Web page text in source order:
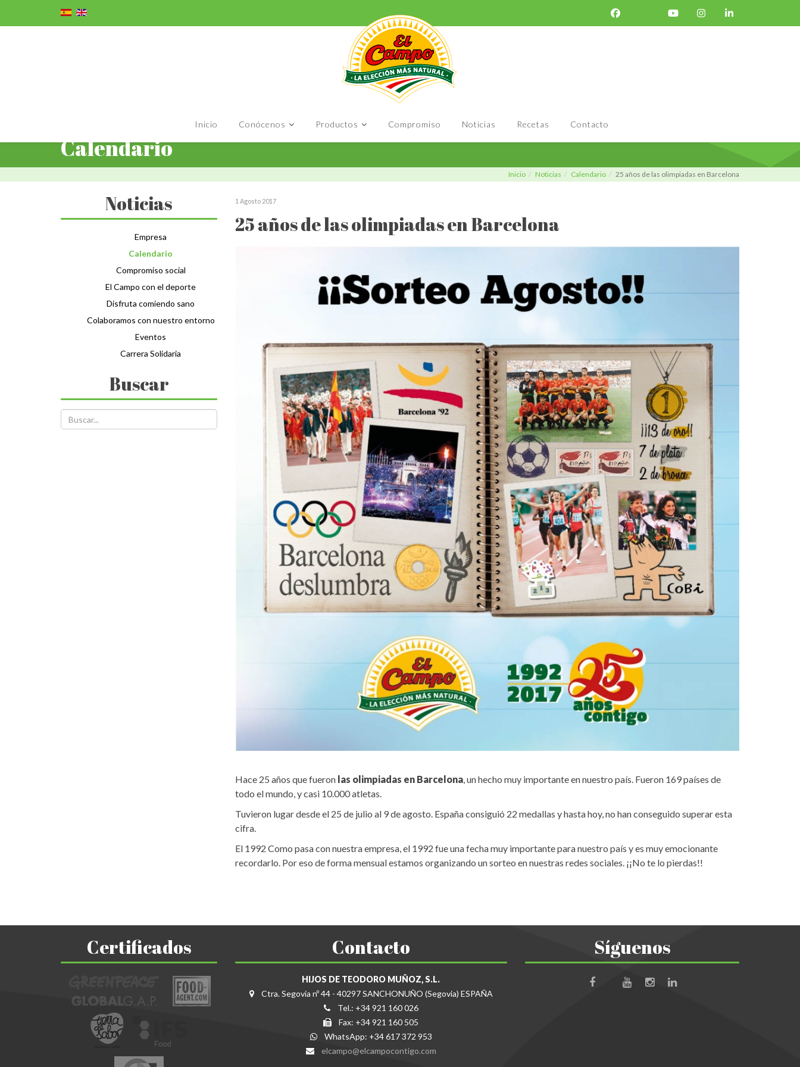
Inicio Conócenos Productos Compromiso Noticias Recetas Contacto
Calendario
Inicio Noticias Calendario 25 años de las olimpiadas en Barcelona
Noticias
Empresa
Calendario
Compromiso social
El Campo con el deporte
Disfruta comiendo sano
Colaboramos con nuestro entorno
Eventos
Carrera Solidaria
Buscar
1 Agosto 2017
25 años de las olimpiadas en Barcelona
Hace 25 años que fueron las olimpiadas en Barcelona, un hecho muy importante en nuestro país. Fueron 169 países de
todo el mundo, y casi 10.000 atletas.
Tuvieron lugar desde el 25 de julio al 9 de agosto. España consiguió 22 medallas y hasta hoy, no han conseguido superar esta
cifra.
El 1992 Como pasa con nuestra empresa, el 1992 fue una fecha muy importante para nuestro país y es muy emocionante
recordarlo. Por eso de forma mensual estamos organizando un sorteo en nuestras redes sociales. ¡¡No te lo pierdas!!
Certificados Contacto
HIJOS DE TEODORO MUÑOZ, S.L.
Ctra. Segovia nº 44 - 40297 SANCHONUÑO (Segovia) ESPAÑA
Tel.: +34 921 160 026
Fax: +34 921 160 505
WhatsApp: +34 617 372 953
elcampo@elcampocontigo.com
Síguenos